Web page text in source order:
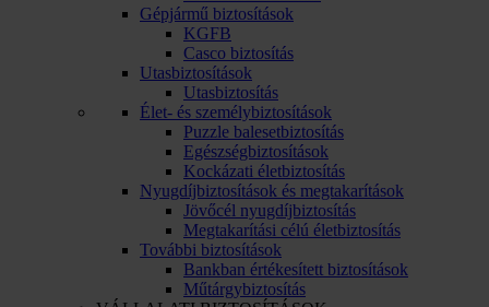
Gépjármű biztosítások
KGFB
Casco biztosítás
Utasbiztosítások
Utasbiztosítás
Élet- és személybiztosítások
Puzzle balesetbiztosítás
Egészségbiztosítások
Kockázati életbiztosítás
Nyugdíjbiztosítások és megtakarítások
Jövőcél nyugdíjbiztosítás
Megtakarítási célú életbiztosítás
További biztosítások
Bankban értékesített biztosítások
Műtárgybiztosítás